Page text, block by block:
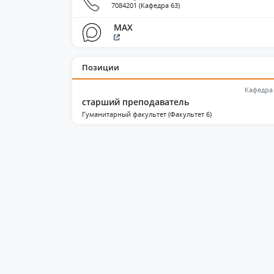
7084201 (Кафедра 63)
MAX
Позиции
Кафедра
старший преподаватель
Гуманитарный факультет (Факультет 6)